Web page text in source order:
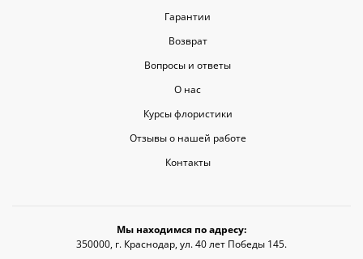
Гарантии
Возврат
Вопросы и ответы
О нас
Курсы флористики
Отзывы о нашей работе
Контакты
Мы находимся по адресу:
350000, г. Краснодар, ул. 40 лет Победы 145.